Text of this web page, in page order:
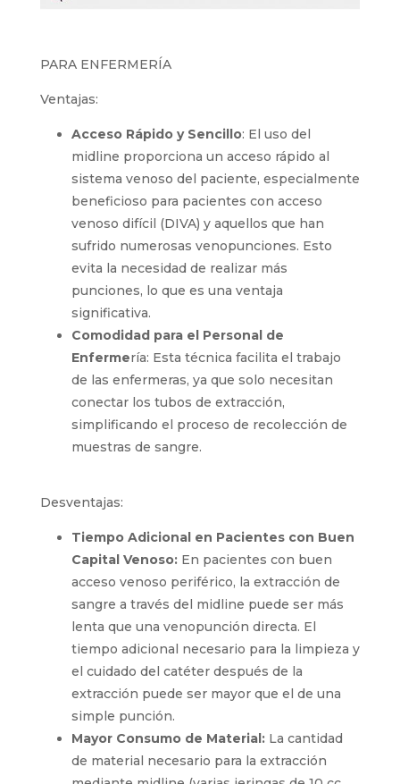
PARA ENFERMERÍA
Ventajas:
Acceso Rápido y Sencillo
: El uso del
midline proporciona un acceso rápido al
sistema venoso del paciente,
especialmente beneficioso para pacientes
con acceso venoso difícil (DIVA) y aquellos
venopunciones. Esto evita la necesidad de
realizar más punciones, lo que es una
ventaja significativa.
ría: Esta técnica facilita el trabajo
de las enfermeras, ya que solo necesitan
conectar los tubos de extracción,
simplificando el proceso de recolección de
Desventajas:
Tiempo Adicional en Pacientes con
Buen Capital Venoso:
En pacientes con
buen acceso venoso periférico, la
extracción de sangre a través del midline
puede ser más lenta que una venopunción
directa. El tiempo adicional necesario para
la limpieza y el cuidado del catéter
después de la extracción puede ser mayor
que el de una simple punción.
Mayor Consumo de Material: